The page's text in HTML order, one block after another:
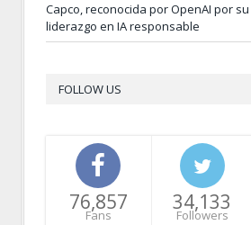
Capco, reconocida por OpenAI por
liderazgo en IA responsable
FOLLOW US
76,857
Fans
34,133
Followers